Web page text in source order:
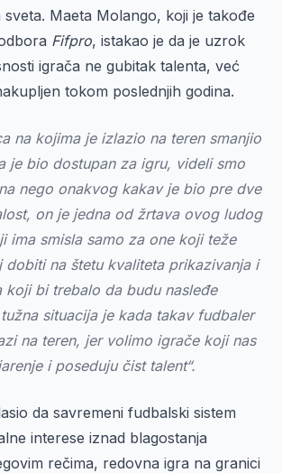
Maeta Molango, koji je takođe
Fifpro, istakao je da je uzrok
igrača ne gubitak talenta, već
tokom poslednjih godina.
na kojima je izlazio na teren smanjio
je bio dostupan za igru, videli smo
nego onakvog kakav je bio pre dve
on je jedna od žrtava ovog ludog
ima smisla samo za one koji teže
dobiti na štetu kvaliteta prikazivanja i
koji bi trebalo da budu nasleđe
situacija je kada takav fudbaler
na teren, jer volimo igrače koji nas
i poseduju čist talent“.
da savremeni fudbalski sistem
interese iznad blagostanja
rečima, redovna igra na granici